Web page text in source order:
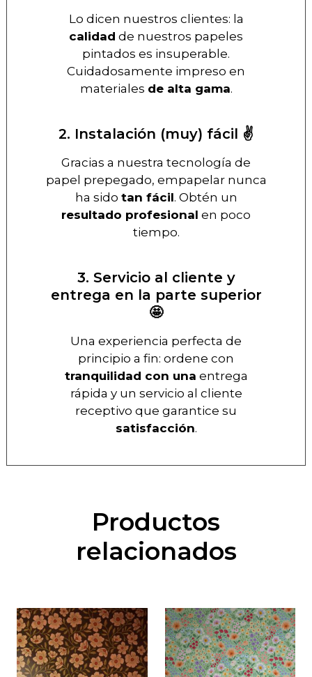
Lo dicen nuestros clientes: la
calidad de nuestros papeles
pintados es insuperable.
Cuidadosamente impreso en
materiales de alta gama.
2. Instalación (muy) fácil ✌️
Gracias a nuestra tecnología de
papel prepegado, empapelar nunca
ha sido tan fácil. Obtén un
resultado profesional en poco
tiempo.
3. Servicio al cliente y
entrega en la parte superior
🤩
Una experiencia perfecta de
principio a fin: ordene con
tranquilidad con una entrega
rápida y un servicio al cliente
receptivo que garantice su
satisfacción.
Productos
relacionados